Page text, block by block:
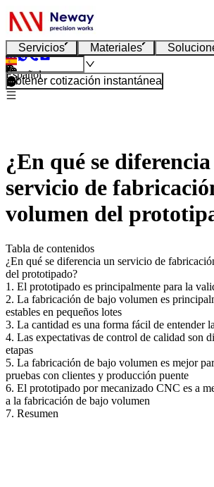
Servicios Materiales
Español
Obtener cotización instantánea
¿En qué se
servicio de
volumen del
Tabla de contenidos
¿En qué se diferencia un servicio de
del prototipado?
1. El prototipado es principalmente para la
2. La fabricación de bajo volumen es
estables en pequeños lotes
3. La cantidad es una forma fácil de entender
4. Las expectativas de control de calidad son
etapas
5. La fabricación de bajo volumen es mejor
pruebas con clientes y producción puente
6. El prototipado por mecanizado CNC es a
a la fabricación de bajo volumen
7. Resumen